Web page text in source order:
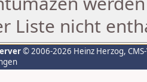
Liste nicht
© 2006-2026 Heinz Herzog,